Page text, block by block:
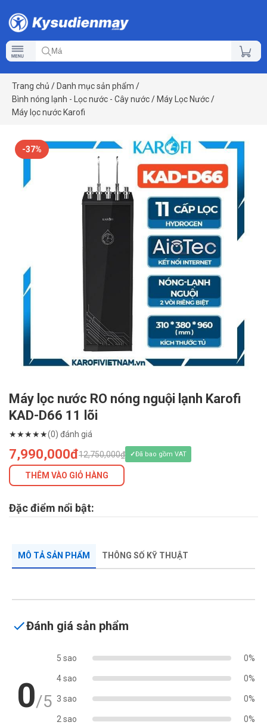
Trang chủ / Danh mục sản phẩm /
Bình nóng lạnh - Lọc nước - Cây nước/ Máy Lọc Nước/
Máy lọc nước Karofi
-37%
Máy lọc nước RO nóng nguội lạnh Karofi
KAD-D66 11 lõi
★★★★★(0) đánh giá
7,990,000đ12,750,000₫ Đã bao gồm VAT
THÊM VÀO GIỎ HÀNG
Đặc điểm nổi bật:
MÔ TẢ SẢN PHẨM THÔNG SỐ KỸ THUẬT
Đánh giá sản phẩm
0/5
5 sao 0%
4 sao 0%
3 sao 0%
2 sao 0%